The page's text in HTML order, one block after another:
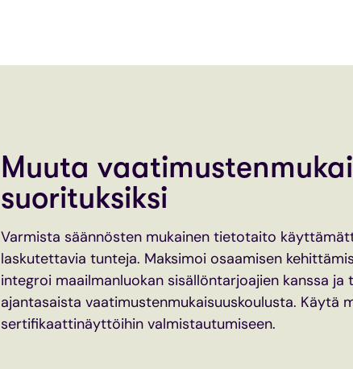
Muuta
suorituksiksi
Varmista säännösten mukainen tietotaito
laskutettavia tunteja. Maksimoi osaamisen
integroi maailmanluokan sisällöntarjoajien kanssa ja
ajantasaista vaatimustenmukaisuuskoulusta. Käytä
sertifikaattinäyttöihin valmistautumiseen.